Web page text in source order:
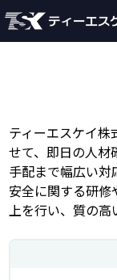
ティーエスケイ株
せて、即日の人材
手配まで幅広い対
安全に関する研修
上を行い、質の高